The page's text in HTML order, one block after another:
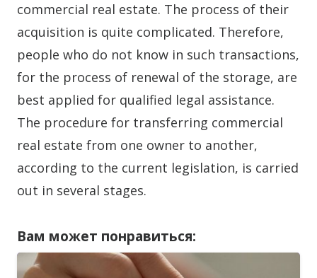
commercial real estate. The process of their
acquisition is quite complicated. Therefore,
people who do not know in such transactions,
for the process of renewal of the storage, are
best applied for qualified legal assistance.
The procedure for transferring commercial
real estate from one owner to another,
according to the current legislation, is carried
out in several stages.
Вам может понравиться: